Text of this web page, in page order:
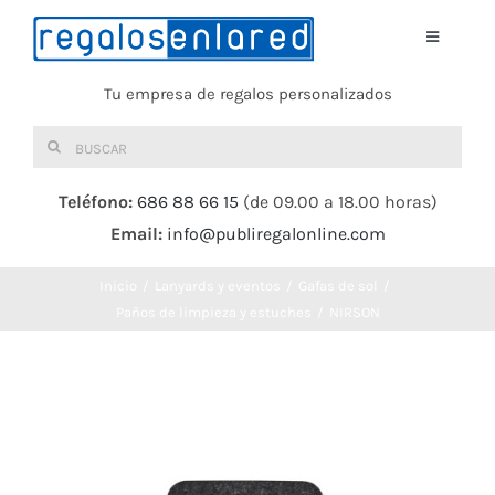
Saltar
Toggle
Tu empresa de regalos personalizados
Buscar:
Teléfono: 686 88 66 15 (de 09.00 a 18.00 horas)
Email: info@publiregalonline.com